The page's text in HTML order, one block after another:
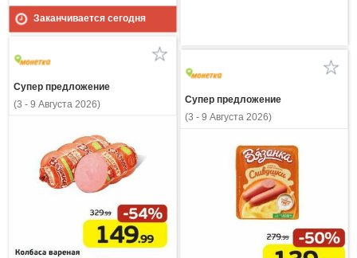
Заканчивается сегодня
Супер предложение
(3 - 9 Августа 2026)
Супер предложение
(3 - 9 Августа 2026)